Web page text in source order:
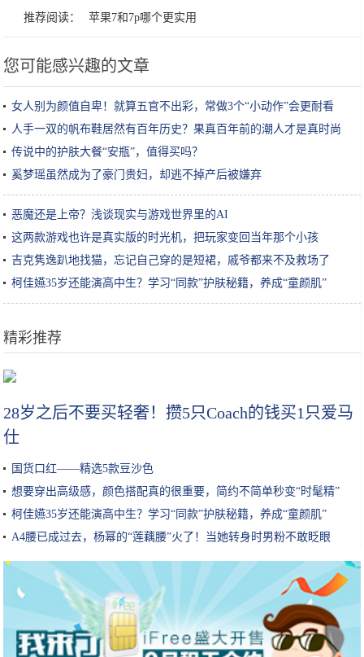
推荐阅读： 苹果7和7p哪个更实用
您可能感兴趣的文章
女人别为颜值自卑！就算五官不出彩，常做3个“小动作”会更耐看
人手一双的帆布鞋居然有百年历史？果真百年前的潮人才是真时尚
传说中的护肤大餐“安瓶”，值得买吗？
奚梦瑶虽然成为了豪门贵妇，却逃不掉产后被嫌弃
恶魔还是上帝？浅谈现实与游戏世界里的AI
这两款游戏也许是真实版的时光机，把玩家变回当年那个小孩
吉克隽逸趴地找猫，忘记自己穿的是短裙，戚爷都来不及救场了
柯佳嬿35岁还能演高中生？学习“同款”护肤秘籍，养成“童颜肌”
精彩推荐
28岁之后不要买轻奢！攒5只Coach的钱买1只爱马
仕
国货口红——精选5款豆沙色
想要穿出高级感，颜色搭配真的很重要，简约不简单秒变“时髦精”
柯佳嬿35岁还能演高中生？学习“同款”护肤秘籍，养成“童颜肌”
​A4腰已成过去，杨幂的“莲藕腰”火了！当她转身时男粉不敢眨眼